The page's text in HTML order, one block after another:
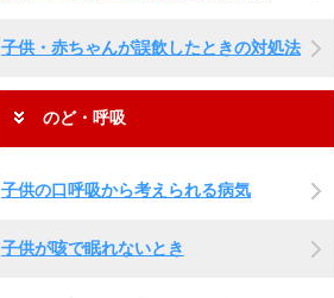
子供・赤ちゃんが誤飲したときの対処法
のど・呼吸
子供の口呼吸から考えられる病気
子供が咳で眠れないとき